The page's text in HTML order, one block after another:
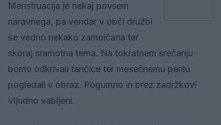
Menstruacija je nekaj povsem
naravnega, pa vendar v obči družbi
še vedno nekako zamolčana ter
skoraj sramotna tema. Na tokratnem srečanju
bomo odkrivali tančice ter mesečnemu perilu
pogledali v obraz. Pogumno in brez zadržkov!
Vljudno vabljeni.